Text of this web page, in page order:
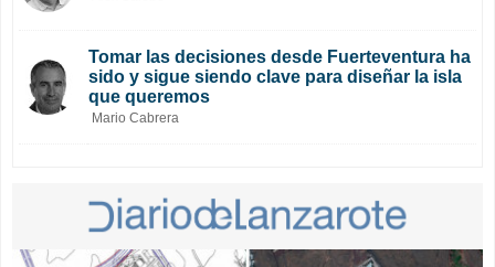
Tomar las decisiones desde Fuerteventura ha
sido y sigue siendo clave para diseñar la isla
que queremos
Mario Cabrera